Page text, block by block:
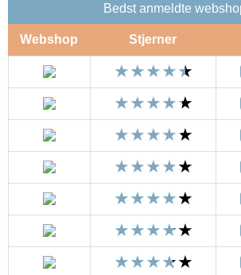
Bedst anmeldte
Webshop Stjerner